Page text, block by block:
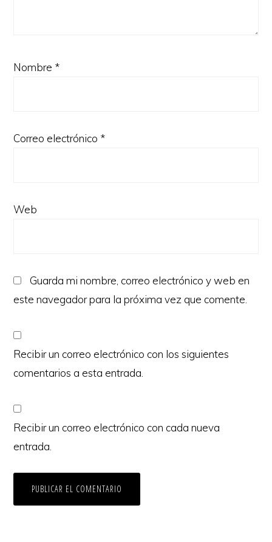
Nombre *
Correo electrónico *
Web
Guarda mi nombre, correo electrónico y web en
este navegador para la próxima vez que comente.
Recibir un correo electrónico con los siguientes
comentarios a esta entrada.
Recibir un correo electrónico con cada nueva
entrada.